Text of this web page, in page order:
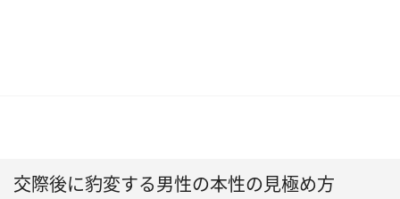
交際後に豹変する男性の本性の見極め方